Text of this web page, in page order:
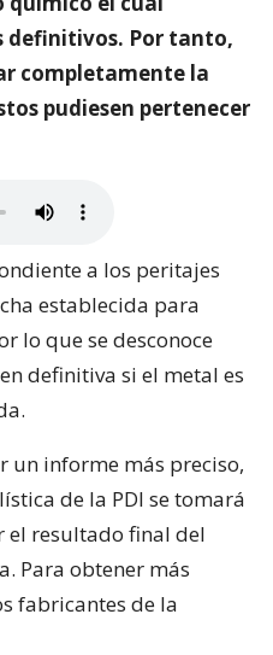
definitivos. Por tanto,
completamente la
pudiesen pertenecer
a los peritajes
establecida para
lo que se desconoce
definitiva si el metal es
un informe más preciso,
de la PDI se tomará
el resultado final del
Para obtener más
fabricantes de la